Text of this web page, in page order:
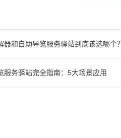
器和自助导览服务驿站到底该选哪个？
服务驿站完全指南：5大场景应用